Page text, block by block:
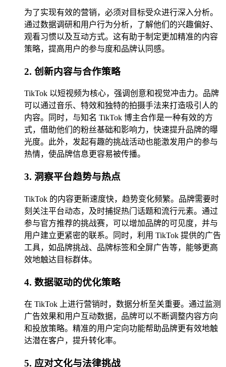
为了实现有效的营销，必须对目标受众进行深入分析。
通过数据调研和用户行为分析，了解他们的兴趣偏好、
观看习惯以及互动方式。这有助于制定更加精准的内容
策略，提高用户的参与度和品牌认同感。
2. 创新内容与合作策略
TikTok 以短视频为核心，强调创意和视觉冲击力。品牌
可以通过音乐、特效和独特的拍摄手法来打造吸引人的
内容。同时，与知名 TikTok 博主合作是一种有效的方
式，借助他们的粉丝基础和影响力，快速提升品牌的曝
光度。此外，发起有趣的挑战活动也能激发用户的参与
热情，使品牌信息更容易被传播。
3. 洞察平台趋势与热点
TikTok 的内容更新速度快，趋势变化频繁。品牌需要时
刻关注平台动态，及时捕捉热门话题和流行元素。通过
参与官方推荐的挑战赛，可以增加品牌的可见度，并与
用户建立更紧密的联系。同时，利用 TikTok 提供的广告
工具，如品牌挑战、品牌标签和全屏广告等，能够更高
效地触达目标群体。
4. 数据驱动的优化策略
在 TikTok 上进行营销时，数据分析至关重要。通过监测
广告效果和用户互动数据，品牌可以不断调整内容方向
和投放策略。精准的用户定向功能帮助品牌更有效地触
达潜在客户，提升转化率。
5. 应对文化与法律挑战